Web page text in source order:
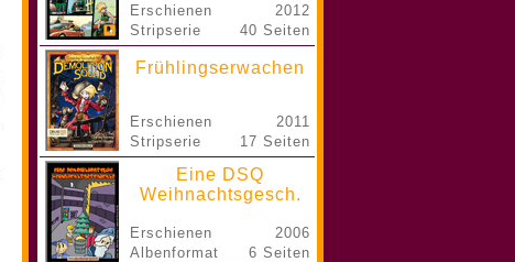
Erschienen
Stripserie
2012
40 Seiten
Frühlingserwachen
Erschienen
Stripserie
2011
17 Seiten
Eine DSQ
Weihnachtsgesch.
Erschienen
Albenformat
2006
6 Seiten